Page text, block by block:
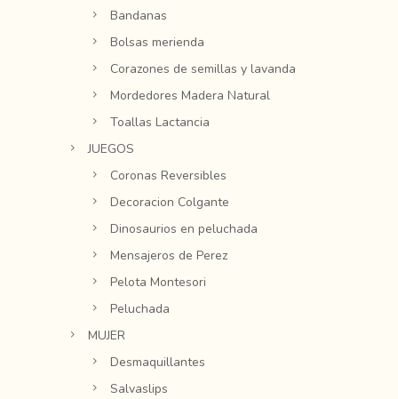
Bandanas
Bolsas merienda
Corazones de semillas y lavanda
Mordedores Madera Natural
Toallas Lactancia
JUEGOS
Coronas Reversibles
Decoracion Colgante
Dinosaurios en peluchada
Mensajeros de Perez
Pelota Montesori
Peluchada
MUJER
Desmaquillantes
Salvaslips